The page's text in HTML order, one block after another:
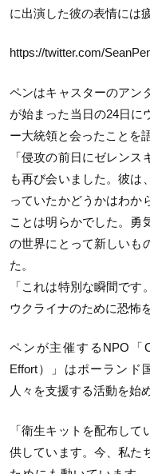
に出演した彼の表情には
https://twitter.com/
ペンはキャスターのアン
が始まった当日の24日に
ー大統領と会ったことを
「侵攻の前日にゼレン
も再び会いました。彼は
っていたかどうかはわか
ことは明らかでした。勇
の世界にとって新しいも
た。
「これは特別な瞬間で
ウクライナのために恐怖
ペンが主催するNPO「
Effort）」はポーランド
人々を支援する活動を始
「衛生キットを配布し
供しています。今、私た